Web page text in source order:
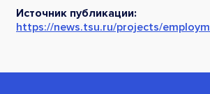
Источник публикации:
https://news.tsu.ru/projects/